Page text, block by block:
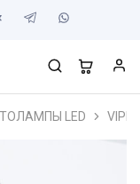
LED VIPER